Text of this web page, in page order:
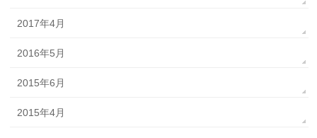
2017年4月
2016年5月
2015年6月
2015年4月